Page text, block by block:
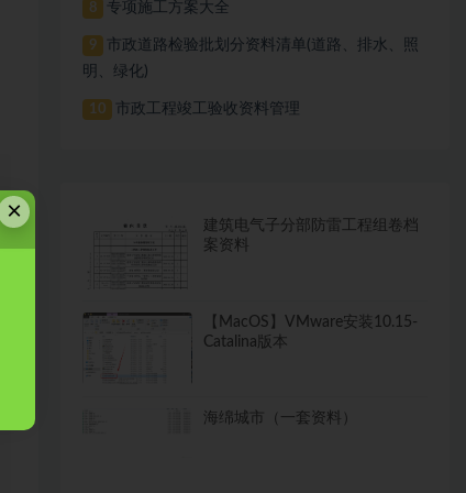
8 专项施工方案大全
9
市政道路检验批划分资料清单(道路、排水、照
明、绿化)
10 市政工程竣工验收资料管理
建筑电气子分部防雷工程组卷档
案资料
【MacOS】VMware安装10.15-
Catalina版本
海绵城市（一套资料）
×